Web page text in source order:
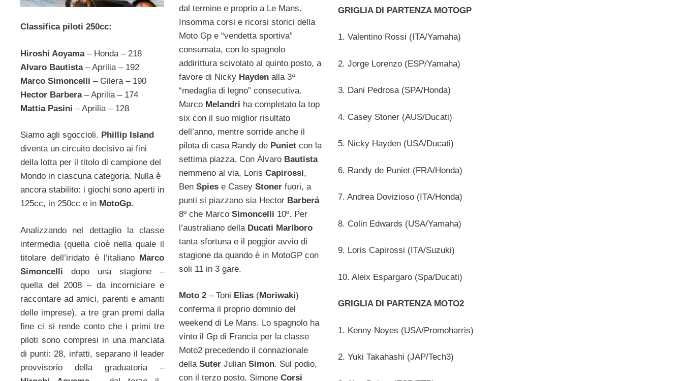
dal termine e proprio a Le Mans.
Insomma corsi e ricorsi storici della
Moto Gp e “vendetta sportiva”
consumata, con lo spagnolo
addirittura scivolato al quinto posto, a
favore di Nicky Haydenalla 3ª
“medaglia di legno” consecutiva.
Marco Melandri ha completato la top
six con il suo miglior risultato
dell’anno, mentre sorride anche il
pilota di casa Randy de Punietcon la
settima piazza. Con Àlvaro Bautista
nemmeno al via, LorisCapirossi,
BenSpiese CaseyStonerfuori, a
punti si piazzano sia Hector Barberá
8º che MarcoSimoncelli 10º. Per
l’australiano della Ducati Marlboro
tanta sfortuna e il peggior avvio di
stagione da quando è in MotoGP con
soli 11 in 3 gare.
Moto 2 – Toni Elias (Moriwaki)
conferma il proprio dominio del
weekend di Le Mans. Lo spagnolo ha
vinto il Gp di Francia per la classe
Moto2 precedendo il connazionale
dellaSuterJulianSimon. Sul podio,
con il terzo posto, SimoneCorsi
GRIGLIA DI PARTENZA MOTOGP
1. Valentino Rossi (ITA/Yamaha)
2. Jorge Lorenzo (ESP/Yamaha)
3. Dani Pedrosa (SPA/Honda)
4. Casey Stoner (AUS/Ducati)
5. Nicky Hayden (USA/Ducati)
6. Randy de Puniet (FRA/Honda)
7. Andrea Dovizioso (ITA/Honda)
8. Colin Edwards (USA/Yamaha)
9. Loris Capirossi (ITA/Suzuki)
10. Aleix Espargaro (Spa/Ducati)
GRIGLIA DI PARTENZA MOTO2
1. Kenny Noyes (USA/Promoharris)
2. Yuki Takahashi (JAP/Tech3)
Classifica piloti 250cc:
Hiroshi Aoyama– Honda – 218
Alvaro Bautista– Aprilia – 192
Marco Simoncelli – Gilera – 190
Hector Barbera– Aprilia – 174
Mattia Pasini – Aprilia – 128
Siamo agli sgoccioli. Phillip Island
diventa un circuito decisivo ai fini
della lotta per il titolo di campione del
Mondo in ciascuna categoria. Nulla è
ancora stabilito: i giochi sono aperti in
125cc, in 250cc e in MotoGp.
Analizzando nel dettaglio la classe
intermedia (quella cioè nella quale il
titolare dell’iridato è l’italiano Marco
Simoncellidopo una stagione –
quella del 2008 – da incorniciare e
raccontare ad amici, parenti e amanti
delle imprese), a tre gran premi dalla
fine ci si rende conto che i primi tre
piloti sono compresi in una manciata
di punti: 28, infatti, separano il leader
provvisorio della graduatoria –